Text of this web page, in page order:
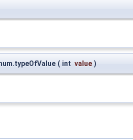
( int value )